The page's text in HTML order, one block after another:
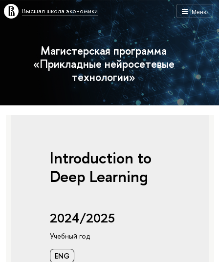
Меню
Высшая школа экономики
Магистерская программа
«Прикладные нейросетевые
технологии»
Introduction to
Deep Learning
2024/2025
Учебный год
ENG